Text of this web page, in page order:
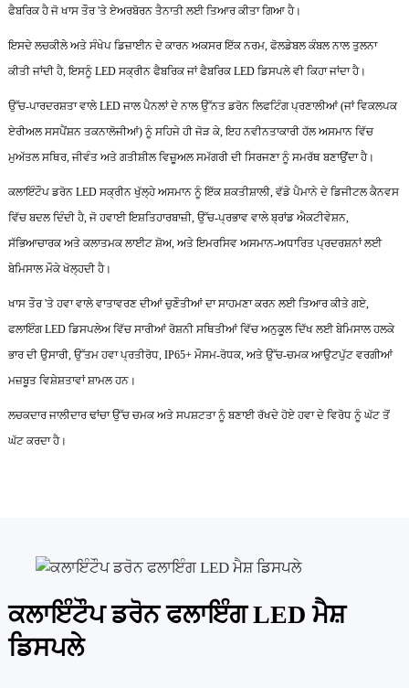
ਫੈਬਰਿਕ ਹੈ ਜੋ ਖਾਸ ਤੌਰ 'ਤੇ ਏਅਰਬੋਰਨ ਤੈਨਾਤੀ ਲਈ ਤਿਆਰ ਕੀਤਾ ਗਿਆ ਹੈ।
ਇਸਦੇ ਲਚਕੀਲੇ ਅਤੇ ਸੰਖੇਪ ਡਿਜ਼ਾਈਨ ਦੇ ਕਾਰਨ ਅਕਸਰ ਇੱਕ ਨਰਮ, ਫੋਲਡੇਬਲ ਕੰਬਲ ਨਾਲ ਤੁਲਨਾ
ਕੀਤੀ ਜਾਂਦੀ ਹੈ, ਇਸਨੂੰ LED ਸਕ੍ਰੀਨ ਫੈਬਰਿਕ ਜਾਂ ਫੈਬਰਿਕ LED ਡਿਸਪਲੇ ਵੀ ਕਿਹਾ ਜਾਂਦਾ ਹੈ।
ਉੱਚ-ਪਾਰਦਰਸ਼ਤਾ ਵਾਲੇ LED ਜਾਲ ਪੈਨਲਾਂ ਦੇ ਨਾਲ ਉੱਨਤ ਡਰੋਨ ਲਿਫਟਿੰਗ ਪ੍ਰਣਾਲੀਆਂ (ਜਾਂ ਵਿਕਲਪਕ
ਏਰੀਅਲ ਸਸਪੈਂਸ਼ਨ ਤਕਨਾਲੋਜੀਆਂ) ਨੂੰ ਸਹਿਜੇ ਹੀ ਜੋੜ ਕੇ, ਇਹ ਨਵੀਨਤਾਕਾਰੀ ਹੱਲ ਅਸਮਾਨ ਵਿੱਚ
ਮੁਅੱਤਲ ਸਥਿਰ, ਜੀਵੰਤ ਅਤੇ ਗਤੀਸ਼ੀਲ ਵਿਜ਼ੂਅਲ ਸਮੱਗਰੀ ਦੀ ਸਿਰਜਣਾ ਨੂੰ ਸਮਰੱਥ ਬਣਾਉਂਦਾ ਹੈ।
ਕਲਾਇੰਟੌਪ ਡਰੋਨ LED ਸਕ੍ਰੀਨ ਖੁੱਲ੍ਹੇ ਅਸਮਾਨ ਨੂੰ ਇੱਕ ਸ਼ਕਤੀਸ਼ਾਲੀ, ਵੱਡੇ ਪੈਮਾਨੇ ਦੇ ਡਿਜੀਟਲ ਕੈਨਵਸ
ਵਿੱਚ ਬਦਲ ਦਿੰਦੀ ਹੈ, ਜੋ ਹਵਾਈ ਇਸ਼ਤਿਹਾਰਬਾਜ਼ੀ, ਉੱਚ-ਪ੍ਰਭਾਵ ਵਾਲੇ ਬ੍ਰਾਂਡ ਐਕਟੀਵੇਸ਼ਨ,
ਸੱਭਿਆਚਾਰਕ ਅਤੇ ਕਲਾਤਮਕ ਲਾਈਟ ਸ਼ੋਅ, ਅਤੇ ਇਮਰਸਿਵ ਅਸਮਾਨ-ਅਧਾਰਿਤ ਪ੍ਰਦਰਸ਼ਨਾਂ ਲਈ
ਬੇਮਿਸਾਲ ਮੌਕੇ ਖੋਲ੍ਹਦੀ ਹੈ।
ਖਾਸ ਤੌਰ 'ਤੇ ਹਵਾ ਵਾਲੇ ਵਾਤਾਵਰਣ ਦੀਆਂ ਚੁਣੌਤੀਆਂ ਦਾ ਸਾਹਮਣਾ ਕਰਨ ਲਈ ਤਿਆਰ ਕੀਤੇ ਗਏ,
ਫਲਾਇੰਗ LED ਡਿਸਪਲੇਅ ਵਿੱਚ ਸਾਰੀਆਂ ਰੋਸ਼ਨੀ ਸਥਿਤੀਆਂ ਵਿੱਚ ਅਨੁਕੂਲ ਦਿੱਖ ਲਈ ਬੇਮਿਸਾਲ ਹਲਕੇ
ਭਾਰ ਦੀ ਉਸਾਰੀ, ਉੱਤਮ ਹਵਾ ਪ੍ਰਤੀਰੋਧ, IP65+ ਮੌਸਮ-ਰੋਧਕ, ਅਤੇ ਉੱਚ-ਚਮਕ ਆਉਟਪੁੱਟ ਵਰਗੀਆਂ
ਮਜ਼ਬੂਤ ​​ਵਿਸ਼ੇਸ਼ਤਾਵਾਂ ਸ਼ਾਮਲ ਹਨ।
ਲਚਕਦਾਰ ਜਾਲੀਦਾਰ ਢਾਂਚਾ ਉੱਚ ਚਮਕ ਅਤੇ ਸਪਸ਼ਟਤਾ ਨੂੰ ਬਣਾਈ ਰੱਖਦੇ ਹੋਏ ਹਵਾ ਦੇ ਵਿਰੋਧ ਨੂੰ ਘੱਟ ਤੋਂ
ਘੱਟ ਕਰਦਾ ਹੈ।
ਕਲਾਇੰਟੌਪ ਡਰੋਨ ਫਲਾਇੰਗ LED ਮੈਸ਼
ਡਿਸਪਲੇ